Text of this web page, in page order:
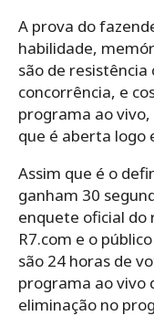
A prova do
habilidade,
são de
concorrência, e
programa ao
que é aberta logo
Assim que é o
ganham 30
enquete oficial do
R7.com e o
são 24 horas de
programa ao vivo
eliminação no